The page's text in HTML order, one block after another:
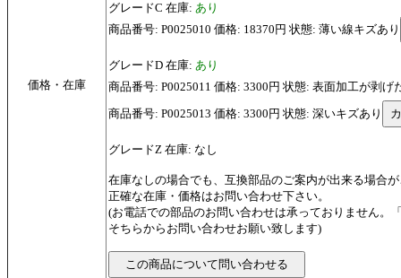
価格・在庫
グレードC 在庫: あり
商品番号: P0025010 価格: 18370円 状態: 薄い線キズあり
グレードD 在庫: あり
商品番号: P0025011 価格: 3300円 状態: 表面加工が剥げ
商品番号: P0025013 価格: 3300円 状態: 深いキズあり
グレードZ 在庫: なし
在庫なしの場合でも、互換部品のご案内が出来る場合
正確な在庫・価格はお問い合わせ下さい。
(お電話での部品のお問い合わせは承っておりません。
そちらからお問い合わせお願い致します)